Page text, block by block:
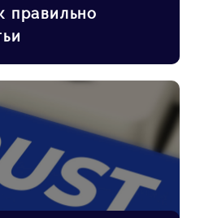
правильно